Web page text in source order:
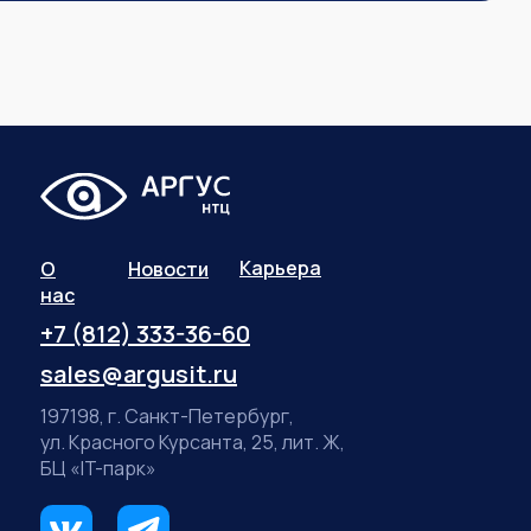
О
нас
+7 (812) 333-36-60
sales@argusit.ru
Новости Карьера
197198, г. Санкт-Петербург,
ул. Красного Курсанта, 25, лит. Ж,
БЦ «IT-парк»